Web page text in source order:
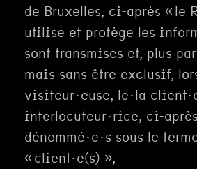
de Bruxelles, ci-après « le
utilise et protège les
sont transmises et, plus
mais sans être exclusif,
visiteur·euse, le·la
interlocuteur·rice, ci-après
dénommé·e·s sous le
« client·e(s) »,